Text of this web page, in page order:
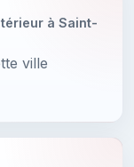
à Saint-
ville